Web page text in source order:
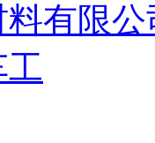
有限公
工